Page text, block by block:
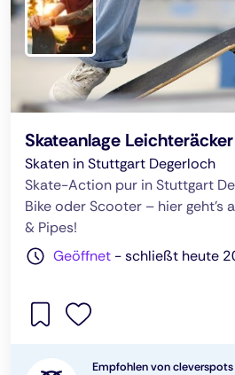
Skateanlage Leichteräcker
Skaten in Stuttgart Degerloch
Skate-Action pur in Stuttgart
Bike oder Scooter – hier geht’s
& Pipes!
Geöffnet -schließt heute
Empfohlen von cleverspots